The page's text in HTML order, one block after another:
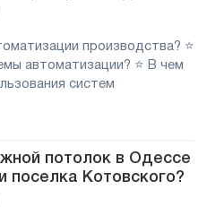
производства? ⭐️
автоматизации? ⭐️ В чем
систем
потолок в Одессе
поселка Котовского?